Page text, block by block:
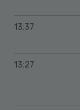
13:37
13:27